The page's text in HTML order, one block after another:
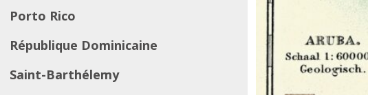
Porto Rico
République Dominicaine
Saint-Barthélemy